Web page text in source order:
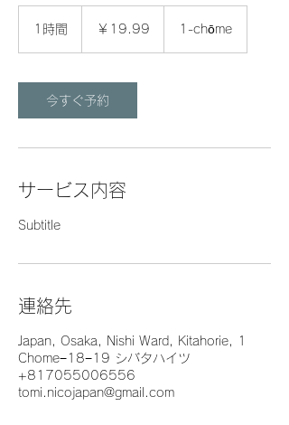
1時間 ￥19.99 1-chōme
今すぐ予約
サービス内容
Subtitle
連絡先
Japan, Osaka, Nishi Ward, Kitahorie, 1
Chome−18−19 シバタハイツ
+817055006556
tomi.nicojapan@gmail.com